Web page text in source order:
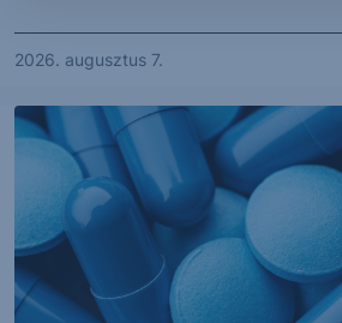
2026. augusztus 7.